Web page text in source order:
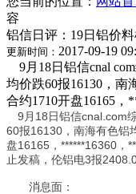
容
铝信日评：19日铝价
更新时间： 2017-09-19
9月18日铝信cnal
均价跌60报16130，南
合约1710开盘16165
9月18日铝信cnal.com
60报16130，南海有色铝
盘16165，******16360，
止发稿，伦铝电3报
消息面：